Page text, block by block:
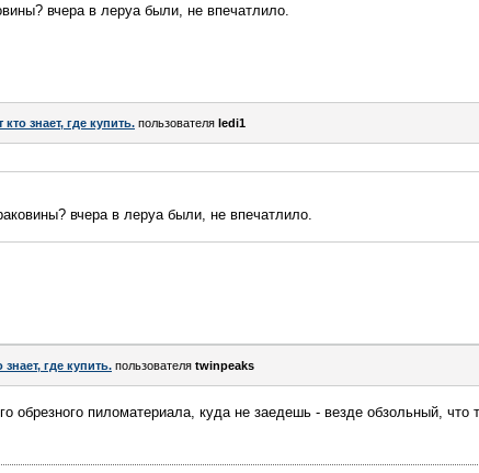
вчера в леруа были, не впечатлило.
знает, где купить. пользователя ledi1
вчера в леруа были, не впечатлило.
знает, где купить. пользователя twinpeaks
обрезного пиломатериала, куда не заедешь - везде обзольный, что